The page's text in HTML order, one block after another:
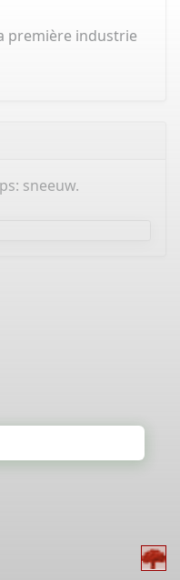
première industrie
sneeuw.